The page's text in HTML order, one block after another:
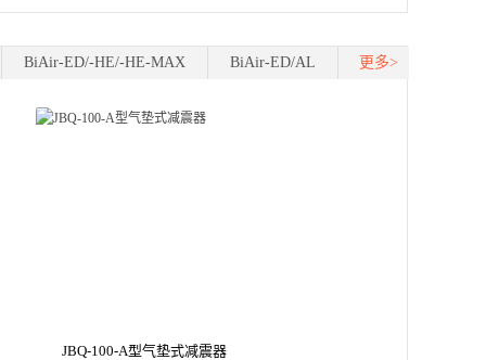
BiAir-ED/-HE/-HE-MAX BiAir-ED/AL 更多>
JBQ-100-A型气垫式减震器